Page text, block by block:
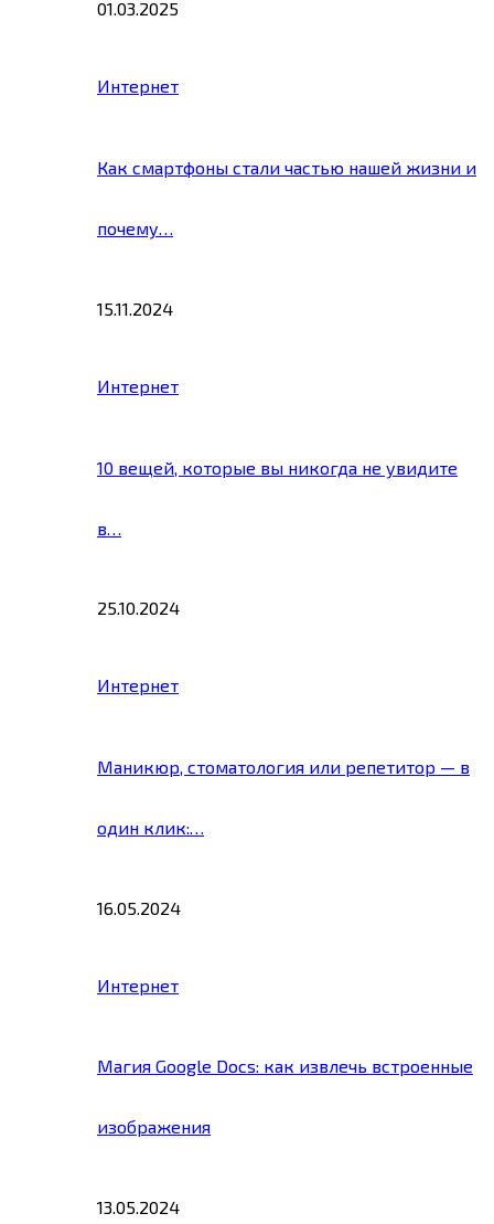
01.03.2025
Интернет
Как смартфоны стали частью нашей жизни и
почему…
15.11.2024
Интернет
10 вещей, которые вы никогда не увидите
в…
25.10.2024
Интернет
Маникюр, стоматология или репетитор — в
один клик:…
16.05.2024
Интернет
Магия Google Docs: как извлечь встроенные
изображения
13.05.2024